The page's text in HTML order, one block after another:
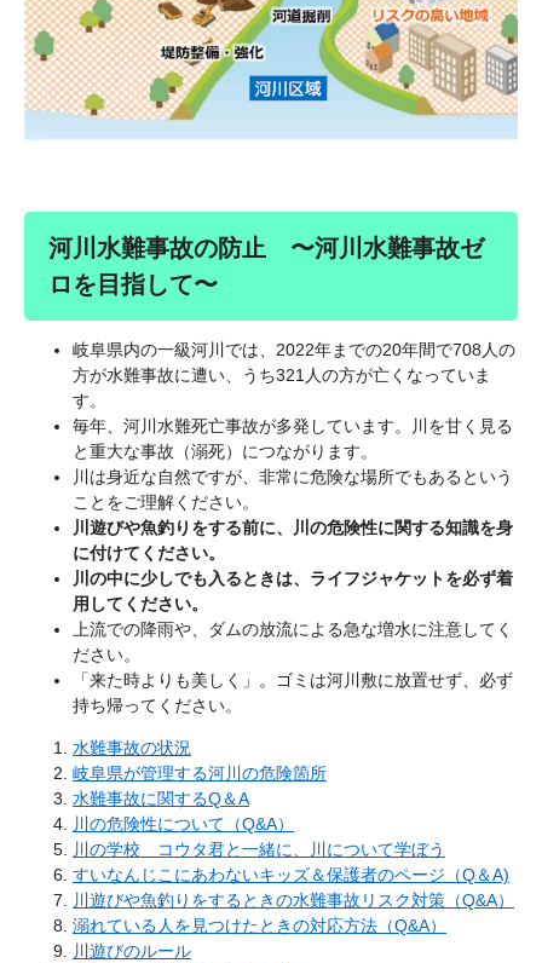
河川水難事故の防止 〜河川水難事故ゼ
ロを目指して〜
岐阜県内の一級河川では、2022年までの20年間で708人の
方が水難事故に遭い、うち321人の方が亡くなっていま
す。
毎年、河川水難死亡事故が多発しています。川を甘く見る
と重大な事故（溺死）につながります。
川は身近な自然ですが、非常に危険な場所でもあるという
ことをご理解ください。
川遊びや魚釣りをする前に、川の危険性に関する知識を身
に付けてください。
川の中に少しでも入るときは、ライフジャケットを必ず着
用してください。
上流での降雨や、ダムの放流による急な増水に注意してく
ださい。
「来た時よりも美しく」。ゴミは河川敷に放置せず、必ず
持ち帰ってください。
水難事故の状況
岐阜県が管理する河川の危険箇所
水難事故に関するQ＆A
川の危険性について（Q&A）
川の学校 コウタ君と一緒に、川について学ぼう
すいなんじこにあわないキッズ＆保護者のページ（Q＆A)
川遊びや魚釣りをするときの水難事故リスク対策（Q&A）
溺れている人を見つけたときの対応方法（Q&A）
川遊びのルール